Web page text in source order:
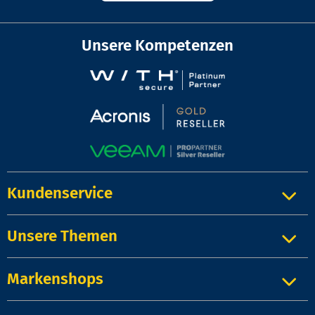
Unsere Kompetenzen
Kundenservice
Unsere Themen
Markenshops